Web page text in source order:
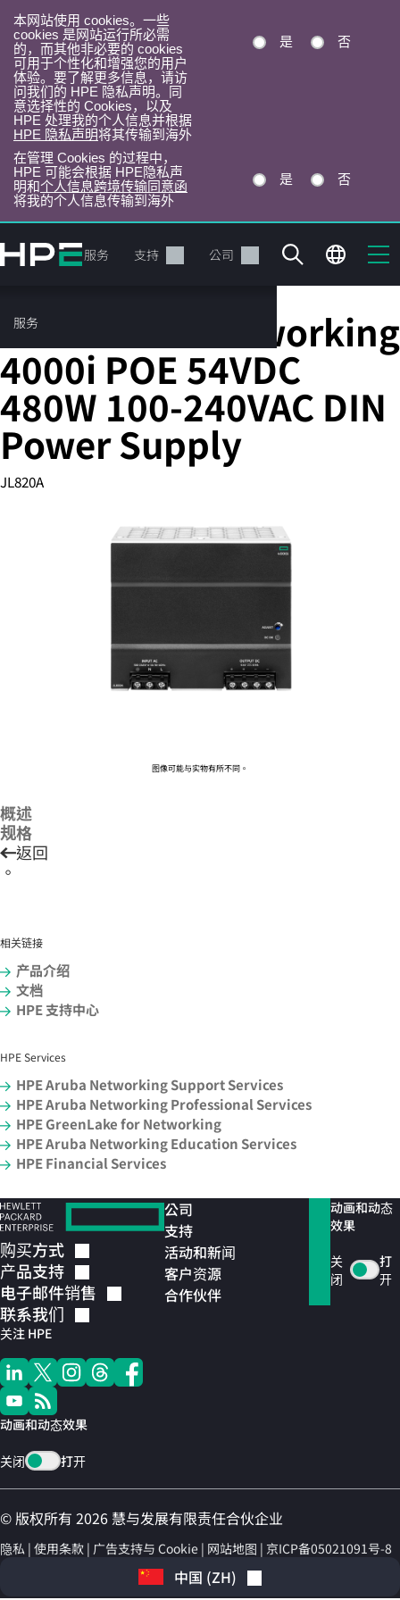
本网站使用 cookies。一些
cookies 是网站运行所必需
的，而其他非必要的 cookies
可用于个性化和增强您的用户
体验。要了解更多信息，请访
问我们的 HPE 隐私声明。同
意选择性的 Cookies，以及
HPE 处理我的个人信息并根据
HPE 隐私声明将其传输到海外
是 否
在管理 Cookies 的过程中，
HPE 可能会根据 HPE隐私声
明和个人信息跨境传输同意函
将我的个人信息传输到海外
是 否
转
到
目
录
产品 服务 支持 公司
服务
HPE Aruba Networking
4000i POE 54VDC
480W 100-240VAC DIN
Power Supply
JL820A
图像可能与实物有所不同。
概述
规格
返回
。
相关链接
产品介绍
文档
HPE 支持中心
HPE Services
HPE Aruba Networking Support Services
HPE Aruba Networking Professional Services
HPE GreenLake for Networking
HPE Aruba Networking Education Services
HPE Financial Services
购买方式
产品支持
电子邮件销售
联系我们
关注 HPE
动画和动态效果
关闭 打开
公司
支持
活动和新闻
客户资源
合作伙伴
动画和动态
效果
关
闭
打
开
© 版权所有 2026 慧与发展有限责任合伙企业
隐私 使用条款 广告支持与 Cookie 网站地图 京ICP备05021091号-8
中国 (ZH)